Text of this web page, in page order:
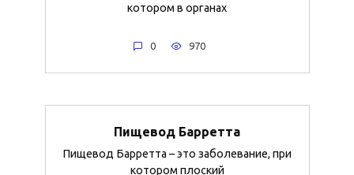
котором в органах
0 970
Пищевод Барретта
Пищевод Барретта – это заболевание, при
котором плоский